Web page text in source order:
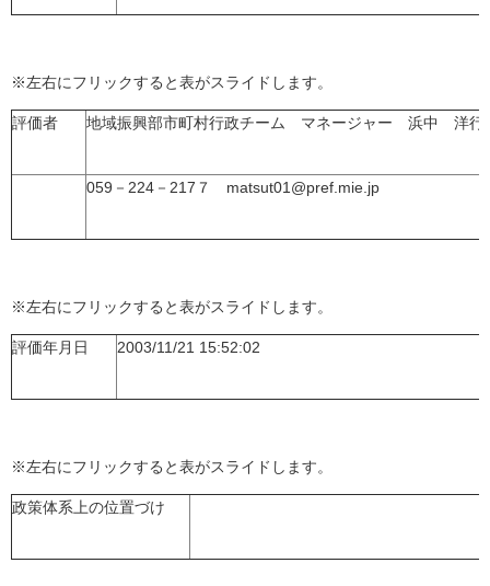
※左右にフリックすると表がスライドします。
評価者 地域振興部市町村行政チーム マネージャー 浜中 洋行
059－224－217７ matsut01@pref.mie.jp
※左右にフリックすると表がスライドします。
評価年月日 2003/11/21 15:52:02
※左右にフリックすると表がスライドします。
政策体系上の位置づけ